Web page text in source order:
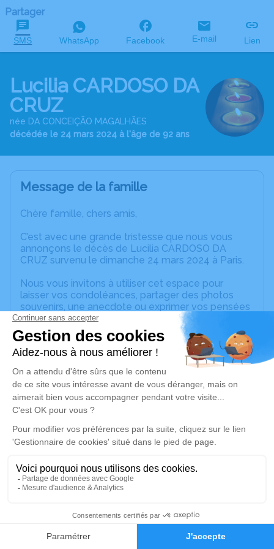
Faire-part Hommages
Partager
SMS WhatsApp Facebook E-mail Lien
Lucilia CARDOSO DA
CRUZ
née DA CONCEIÇÃO MAGALHÃES
décédée le 24 mars 2024 à l'âge de 92 ans
Message de la famille
Chère famille, chers amis,
C’est avec une grande tristesse que nous vous
annonçons le décès de Lucilia CARDOSO DA
CRUZ survenu le dimanche 24 mars 2024 à Paris.
Nous vous invitons à utiliser cet espace pour
laisser vos condoléances, partager des photos
souvenirs, une anecdote ou exprimer vos pensées
à travers des poèmes ou des textes. Cet endroit
est un lieu d'expression dédié à honorer la
mémoire de Lucilia CARDOSO DA CRUZ.
Un service de plantation d’arbre hommage est
disponible ici.
Cérémonie religieuse
mardi 02 avril 2024 à 14h30
Église Saint Romain de Sèvres
1 rue de l'église
Je rends hommage